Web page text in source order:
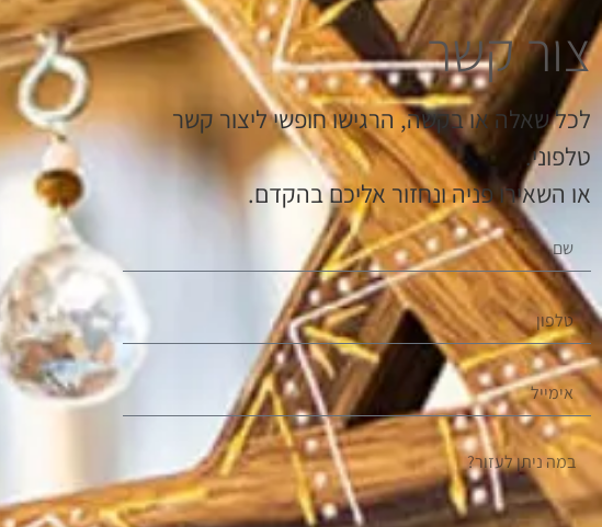
צור קשר
לכל שאלה או בקשה, הרגישו חופשי ליצור קשר
טלפוני.
או השאירו פניה ונחזור אליכם בהקדם.